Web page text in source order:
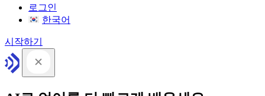
로그인
한국어
시작하기